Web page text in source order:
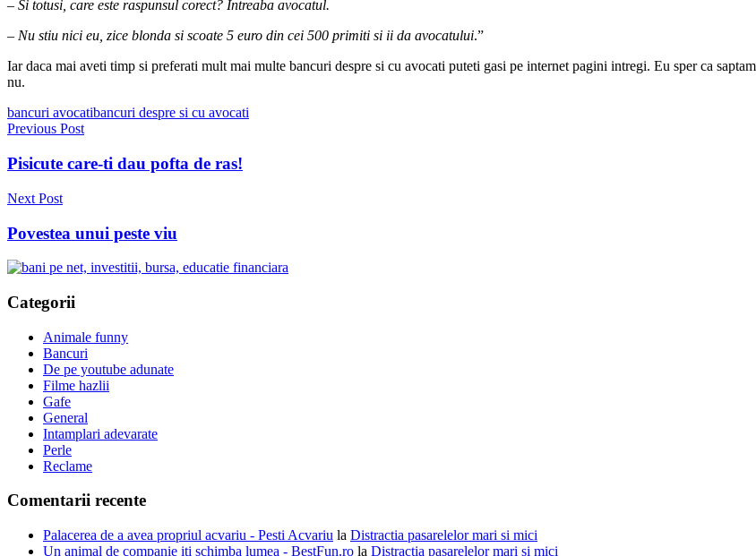
– Si totusi, care este raspunsul corect? Intreaba avocatul.
– Nu stiu nici eu, zice blonda si scoate 5 euro din cei 500 primiti si ii da avocatului.”
Iar daca mai aveti timp si preferati mult mai multe bancuri despre si cu avocati puteti gasi pe internet pagini intregi. Eu sper ca
nu.
bancuri avocatibancuri despre si cu avocati
Navigare
în
Previous Post
Pisicute care-ti dau pofta de ras!
Next Post
Povestea unui peste viu
Categorii
Animale funny
Bancuri
De pe youtube adunate
Filme hazlii
Gafe
General
Intamplari adevarate
Perle
Reclame
Comentarii recente
Palacerea de a avea propriul acvariu - Pesti Acvariu la Distractia pasarelelor mari si mici
Un animal de companie iti schimba lumea - BestFun.ro la Distractia pasarelelor mari si mici